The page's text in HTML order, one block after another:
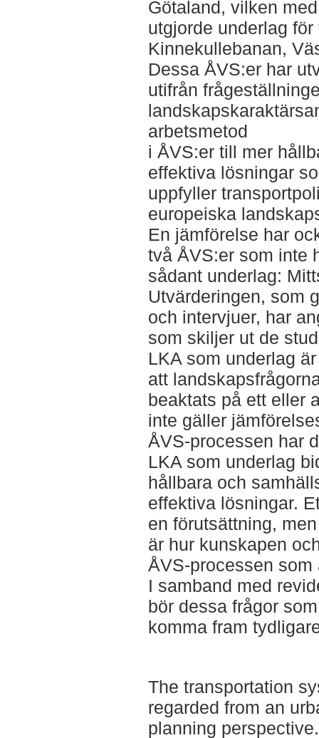
Götaland, vilken
utgjorde underlag
Kinnekullebanan,
Dessa ÅVS:er har
utifrån
arbetsmetod
i ÅVS:er till mer
effektiva lösningar
uppfyller
europeiska
En jämförelse har
två ÅVS:er som inte
sådant underlag:
Utvärderingen, som
och intervjuer, har
som skiljer ut de
LKA som underlag
att
beaktats på ett eller
inte gäller
ÅVS-processen har
LKA som underlag
hållbara och
effektiva lösningar.
en förutsättning,
är hur kunskapen
ÅVS-processen som
I samband med
bör dessa frågor
komma fram
The transportation
regarded from an
planning